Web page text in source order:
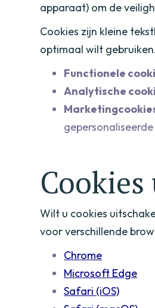
apparaat) om de
Cookies zijn kleine
optimaal wilt gebruiken.
Functionele
Analytische
Wilt u cookies
voor verschillende
Chrome
Microsoft Edge
Safari (iOS)